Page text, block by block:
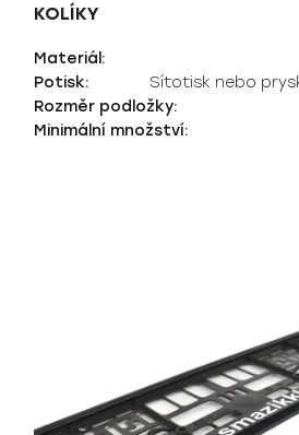
KOLÍKY
Materiál:
Potisk:
Sítotisk nebo
Rozměr podložky:
Minimální množství: